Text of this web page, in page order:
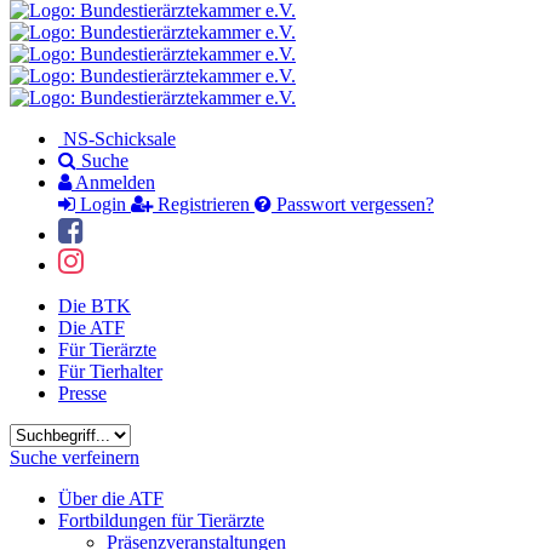
NS-Schicksale
Suche
Anmelden
Login
Registrieren Passwort vergessen?
Die BTK
Die ATF
Für Tierärzte
Für Tierhalter
Presse
Suchbegriff
Suche verfeinern
Über die ATF
Fortbildungen für Tierärzte
Präsenzveranstaltungen